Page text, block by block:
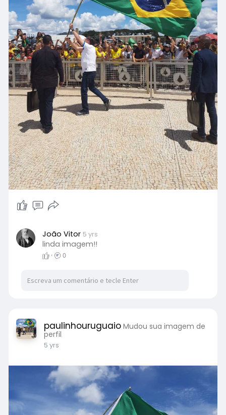
João Vitor 5 yrs
linda imagem!!
· 0
paulinhouruguaio Mudou sua imagem de
perfil
5 yrs